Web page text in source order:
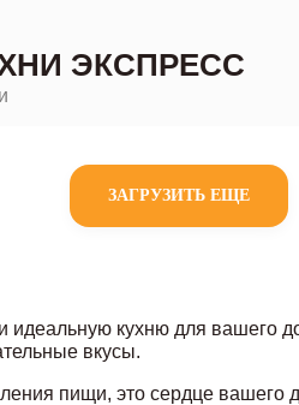
ЭКСПРЕСС
ЗАГРУЗИТЬ ЕЩЕ
идеальную кухню для
вкусы.
пищи, это сердце